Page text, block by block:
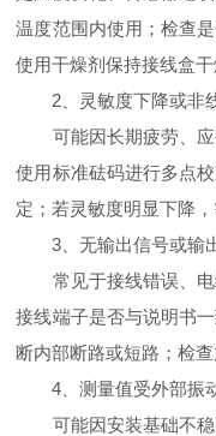
温度范围内使用；检查
使用干燥剂保持接线盒干
2、灵敏度下降或非
可能因长期疲劳、应
使用标准砝码进行多点
定；若灵敏度明显下降，
3、无输出信号或输
常见于接线错误、电
接线端子是否与说明书
断内部断路或短路；检
4、测量值受外部振
可能因安装基础不稳